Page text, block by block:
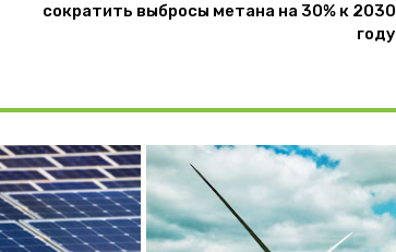
сократить выбросы метана на 30% к 2030
году